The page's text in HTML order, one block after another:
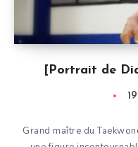
[Portrait de
Grand maître du